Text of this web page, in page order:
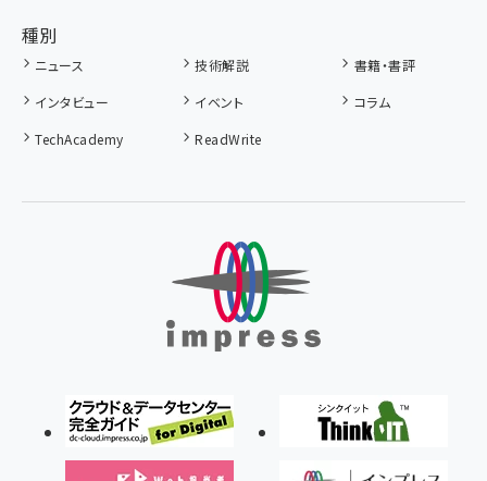
種別
ニュース 技術解説
書籍・書評
インタビュー
イベント
コラム
TechAcademy
ReadWrite